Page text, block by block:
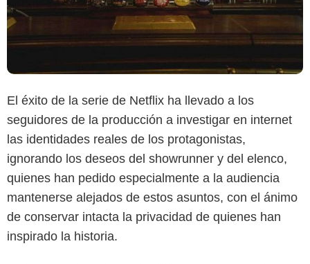
El éxito de la serie de Netflix ha llevado a los
seguidores de la producción a investigar en internet
las identidades reales de los protagonistas,
ignorando los deseos del showrunner y del elenco,
quienes han pedido especialmente a la audiencia
mantenerse alejados de estos asuntos, con el ánimo
de conservar intacta la privacidad de quienes han
inspirado la historia.